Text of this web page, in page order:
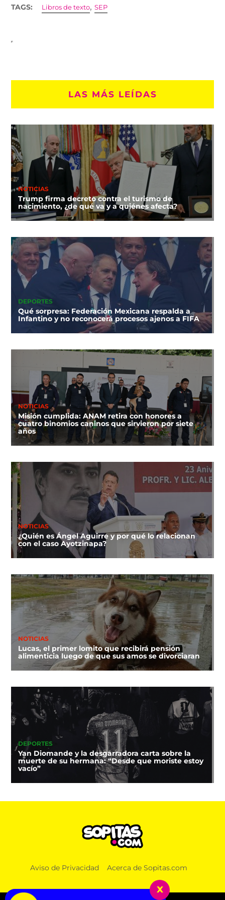
TAGS: Libros de texto,SEP
LAS MÁS LEÍDAS
NOTICIAS
Trump firma decreto contra el turismo de
nacimiento, ¿de qué va y a quiénes afecta?
DEPORTES
Qué sorpresa: Federación Mexicana respalda a
Infantino y no reconocerá procesos ajenos a FIFA
NOTICIAS
Misión cumplida: ANAM retira con honores a
cuatro binomios caninos que sirvieron por siete
años
NOTICIAS
¿Quién es Ángel Aguirre y por qué lo relacionan
con el caso Ayotzinapa?
NOTICIAS
Lucas, el primer lomito que recibirá pensión
alimenticia luego de que sus amos se divorciaran
DEPORTES
Yan Diomande y la desgarradora carta sobre la
muerte de su hermana: “Desde que moriste estoy
vacío”
Aviso de Privacidad Acerca de Sopitas.com
x